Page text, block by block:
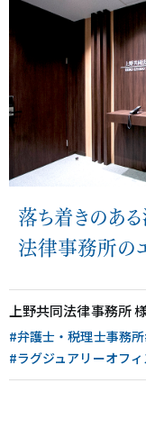
落ち着きのあ
法律事務所の
上野共同法律事務所
#弁護士・税理士事務所
#ラグジュアリーオフィ